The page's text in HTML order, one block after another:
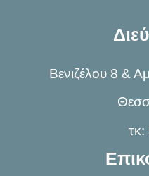
Βενιζέλου 8 &